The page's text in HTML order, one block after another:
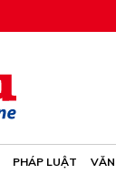
PHÁP LUẬT